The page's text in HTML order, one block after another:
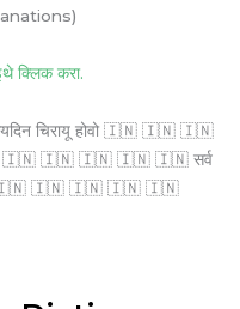
क्लिक करा.
चिरायू होवो 🇮🇳 🇮🇳 🇮🇳
🇮🇳 🇮🇳 🇮🇳 🇮🇳 🇮🇳 सर्व
🇮🇳 🇮🇳 🇮🇳 🇮🇳 🇮🇳 🇮🇳